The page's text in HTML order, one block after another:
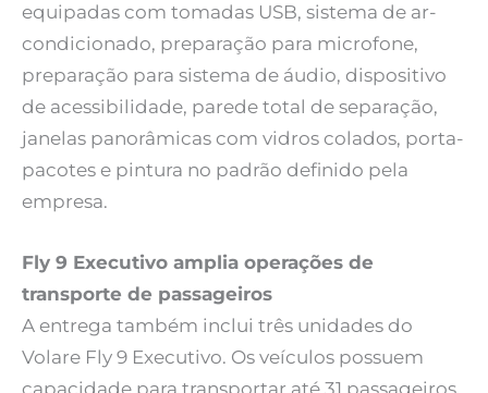
equipadas com tomadas USB, sistema de ar-
condicionado, preparação para microfone,
preparação para sistema de áudio, dispositivo
de acessibilidade, parede total de separação,
janelas panorâmicas com vidros colados, porta-
pacotes e pintura no padrão definido pela
empresa.
Fly 9 Executivo amplia operações de
transporte de passageiros
A entrega também inclui três unidades do
Volare Fly 9 Executivo. Os veículos possuem